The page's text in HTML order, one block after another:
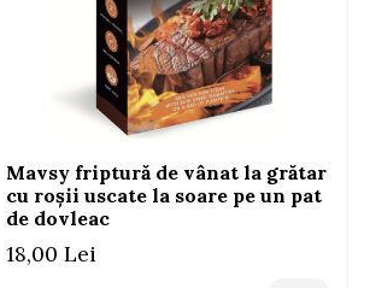
Mavsy friptură de vânat la grătar
cu roșii uscate la soare pe un pat
de dovleac
18,00 Lei